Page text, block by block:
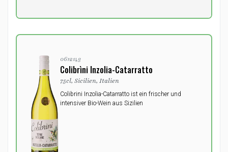
0612143
Colibrìni Inzolia-Catarratto
75cl, Sicilien, Italien
Colibrini Inzolia-Catarratto ist ein frischer und
intensiver Bio-Wein aus Sizilien